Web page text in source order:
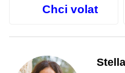
Chci volat
Stella